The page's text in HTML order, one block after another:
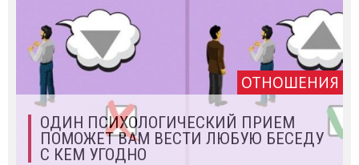
ОТНОШЕНИЯ
ОДИН ПСИХОЛОГИЧЕСКИЙ ПРИЕМ
ПОМОЖЕТ ВАМ ВЕСТИ ЛЮБУЮ БЕСЕДУ
С КЕМ УГОДНО